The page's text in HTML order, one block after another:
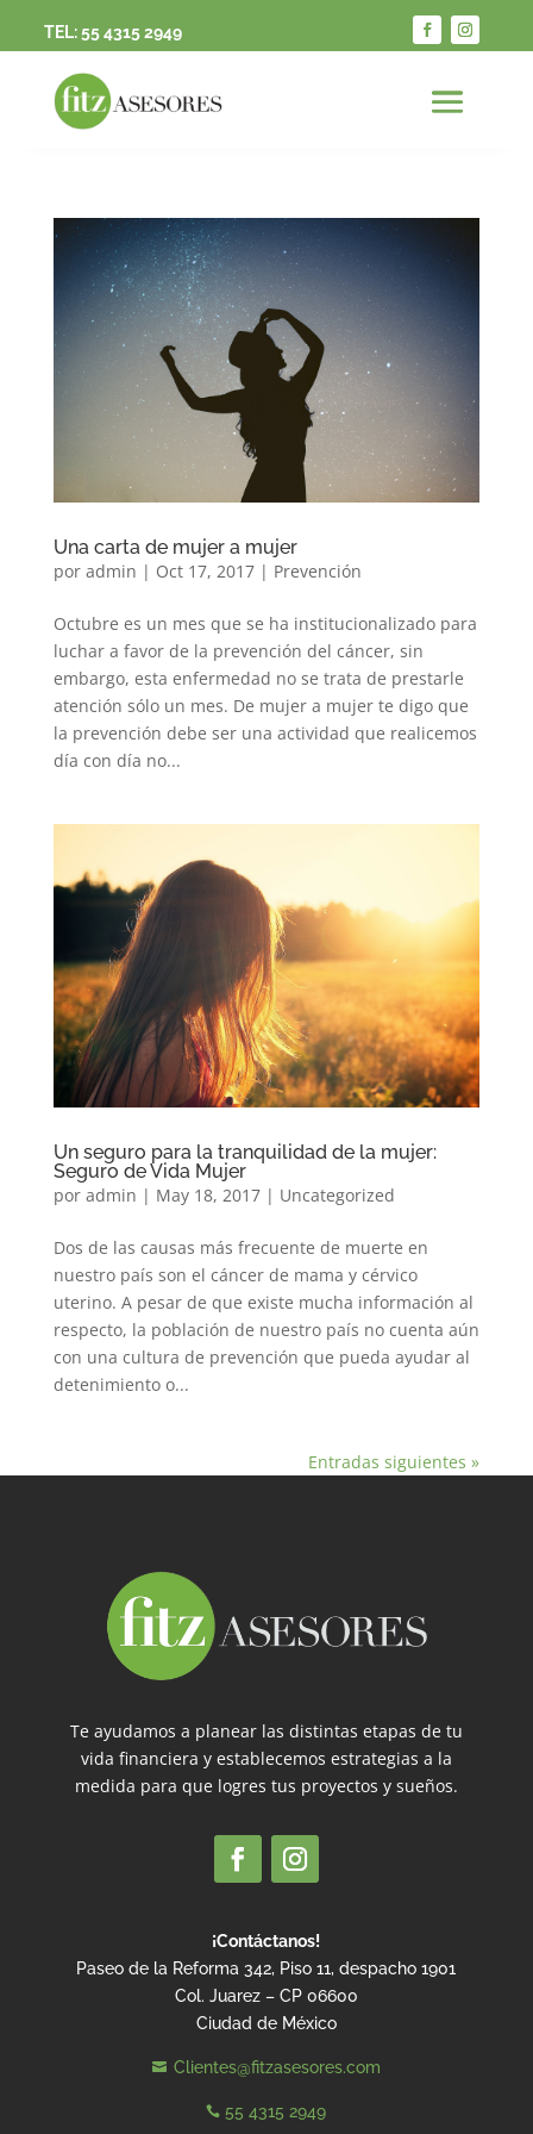
TEL:55 4315 2949
Una carta de mujer a mujer
por admin | Oct 17, 2017| Prevención
Octubre es un mes que se ha institucionalizado para
luchar a favor de la prevención del cáncer, sin
embargo, esta enfermedad no se trata de prestarle
atención sólo un mes. De mujer a mujer te digo que
la prevención debe ser una actividad que realicemos
día con día no...
Un seguro para la tranquilidad de la mujer:
Seguro de Vida Mujer
por admin | May 18, 2017| Uncategorized
Dos de las causas más frecuente de muerte en
nuestro país son el cáncer de mama y cérvico
uterino. A pesar de que existe mucha información al
respecto, la población de nuestro país no cuenta aún
con una cultura de prevención que pueda ayudar al
detenimiento o...
Entradas siguientes »
Te ayudamos a planear las distintas etapas de tu
vida financiera y establecemos estrategias a la
medida para que logres tus proyectos y sueños.
¡Contáctanos!
Paseo de la Reforma 342, Piso 11, despacho 1901
Col. Juarez – CP 06600
Ciudad de México
 Clientes@fitzasesores.com
 55 4315 2949